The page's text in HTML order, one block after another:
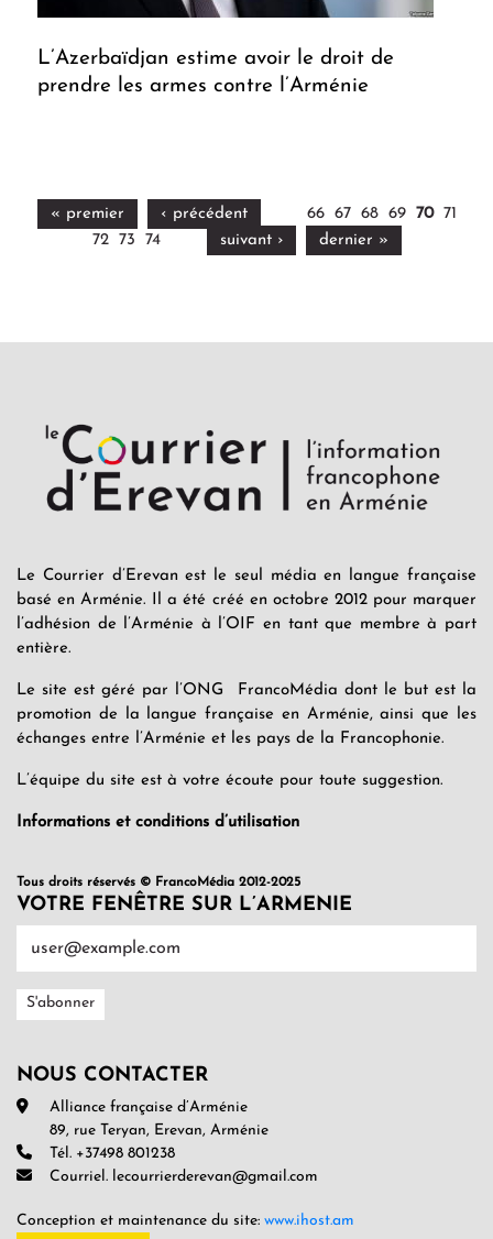
L’Azerbaïdjan estime avoir le droit de
prendre les armes contre l’Arménie
« premier ‹ précédent 66 67 68 69 70
71
72
73 74 suivant › dernier »
Le Courrier d’Erevan est le seul média en langue française
basé en Arménie. Il a été créé en octobre 2012 pour marquer
l’adhésion de l’Arménie à l’OIF en tant que membre à part
entière.
Le site est géré par l’ONG FrancoMédia dont le but est la
promotion de la langue française en Arménie, ainsi que les
échanges entre l’Arménie et les pays de la Francophonie.
L’équipe du site est à votre écoute pour toute suggestion.
Informations et conditions d’utilisation
Tous droits réservés © FrancoMédia 2012-2025
VOTRE FENÊTRE SUR L’ARMENIE
NOUS CONTACTER
Alliance française d’Arménie
89, rue Teryan, Erevan, Arménie
Tél. +37498 801238
Courriel. lecourrierderevan@gmail.com
Conception et maintenance du site: www.ihost.am